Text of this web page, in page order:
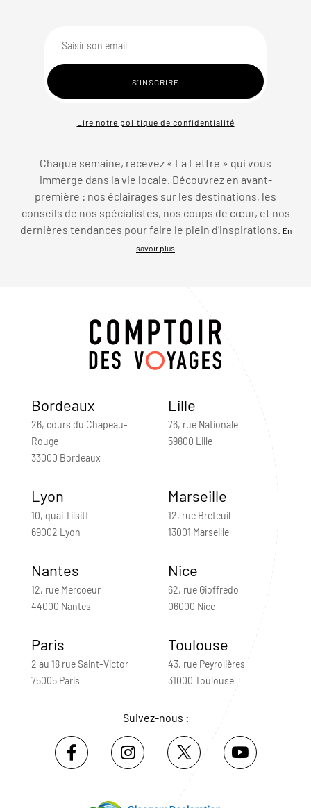
Lire notre politique de confidentialité
Chaque semaine, recevez « La Lettre » qui vous
immerge dans la vie locale. Découvrez en avant-
première : nos éclairages sur les destinations, les
conseils de nos spécialistes, nos coups de cœur, et nos
dernières tendances pour faire le plein d’inspirations. En
savoir plus
Bordeaux
26, cours du Chapeau-
Rouge
33000 Bordeaux
Lille
76, rue Nationale
59800 Lille
Lyon
10, quai Tilsitt
69002 Lyon
Marseille
12, rue Breteuil
13001 Marseille
Nantes
12, rue Mercoeur
44000 Nantes
Nice
62, rue Gioffredo
06000 Nice
Paris
2 au 18 rue Saint-Victor
75005 Paris
Toulouse
43, rue Peyrolières
31000 Toulouse
Suivez-nous :